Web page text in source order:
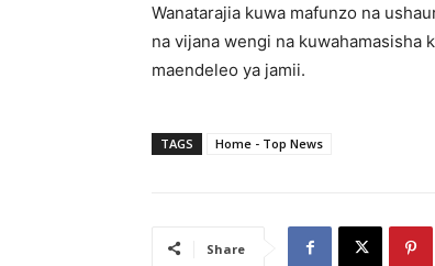
Wanatarajia kuwa mafunzo na
na vijana wengi na kuwahamasisha
maendeleo ya jamii.
TAGS Home - Top News
Share